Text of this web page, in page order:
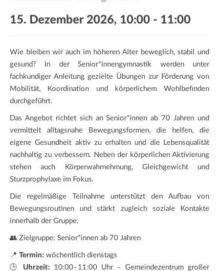
15. Dezember 2026, 10:00 - 11:00
Wie bleiben wir auch im höheren Alter beweglich, stabil und
gesund? In der Senior*innengymnastik werden unter
fachkundiger Anleitung gezielte Übungen zur Förderung von
Mobilität, Koordination und körperlichem Wohlbefinden
durchgeführt.
Das Angebot richtet sich an Senior*innen ab 70 Jahren und
vermittelt alltagsnahe Bewegungsformen, die helfen, die
eigene Gesundheit aktiv zu erhalten und die Lebensqualität
nachhaltig zu verbessern. Neben der körperlichen Aktivierung
stehen auch Körperwahrnehmung, Gleichgewicht und
Sturzprophylaxe im Fokus.
Die regelmäßige Teilnahme unterstützt den Aufbau von
Bewegungsroutinen und stärkt zugleich soziale Kontakte
innerhalb der Gruppe.
👥 Zielgruppe: Senior*innen ab 70 Jahren
📍 Termin: wöchentlich dienstags
🕒 Uhrzeit: 10:00–11:00 Uhr – Gemeindezentrum großer